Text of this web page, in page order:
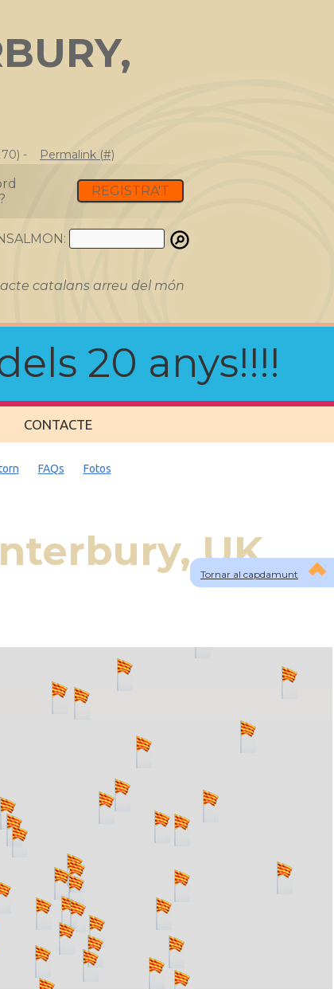
- Permalink (#)
REGISTRA'T
catalans arreu del món
20 anys!!!!
CONTACTE
Tornar al capdamunt
FAQs Fotos
UK